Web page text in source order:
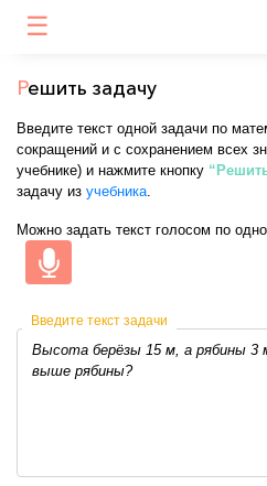
☰
Решить задачу
Введите текст одной задачи по
сокращений и с сохранением всех
учебнике) и нажмите кнопку
задачу из учебника.
Можно задать текст голосом по
Введите текст задачи